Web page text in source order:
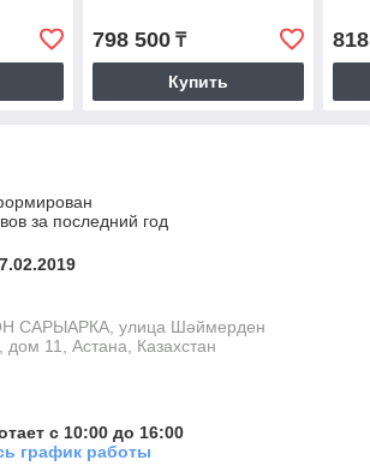
798 500₸
Купить
за последний год
САРЫАРКА, улица Шәймерден
11, Астана, Казахстан
с 10:00 до 16:00
график работы